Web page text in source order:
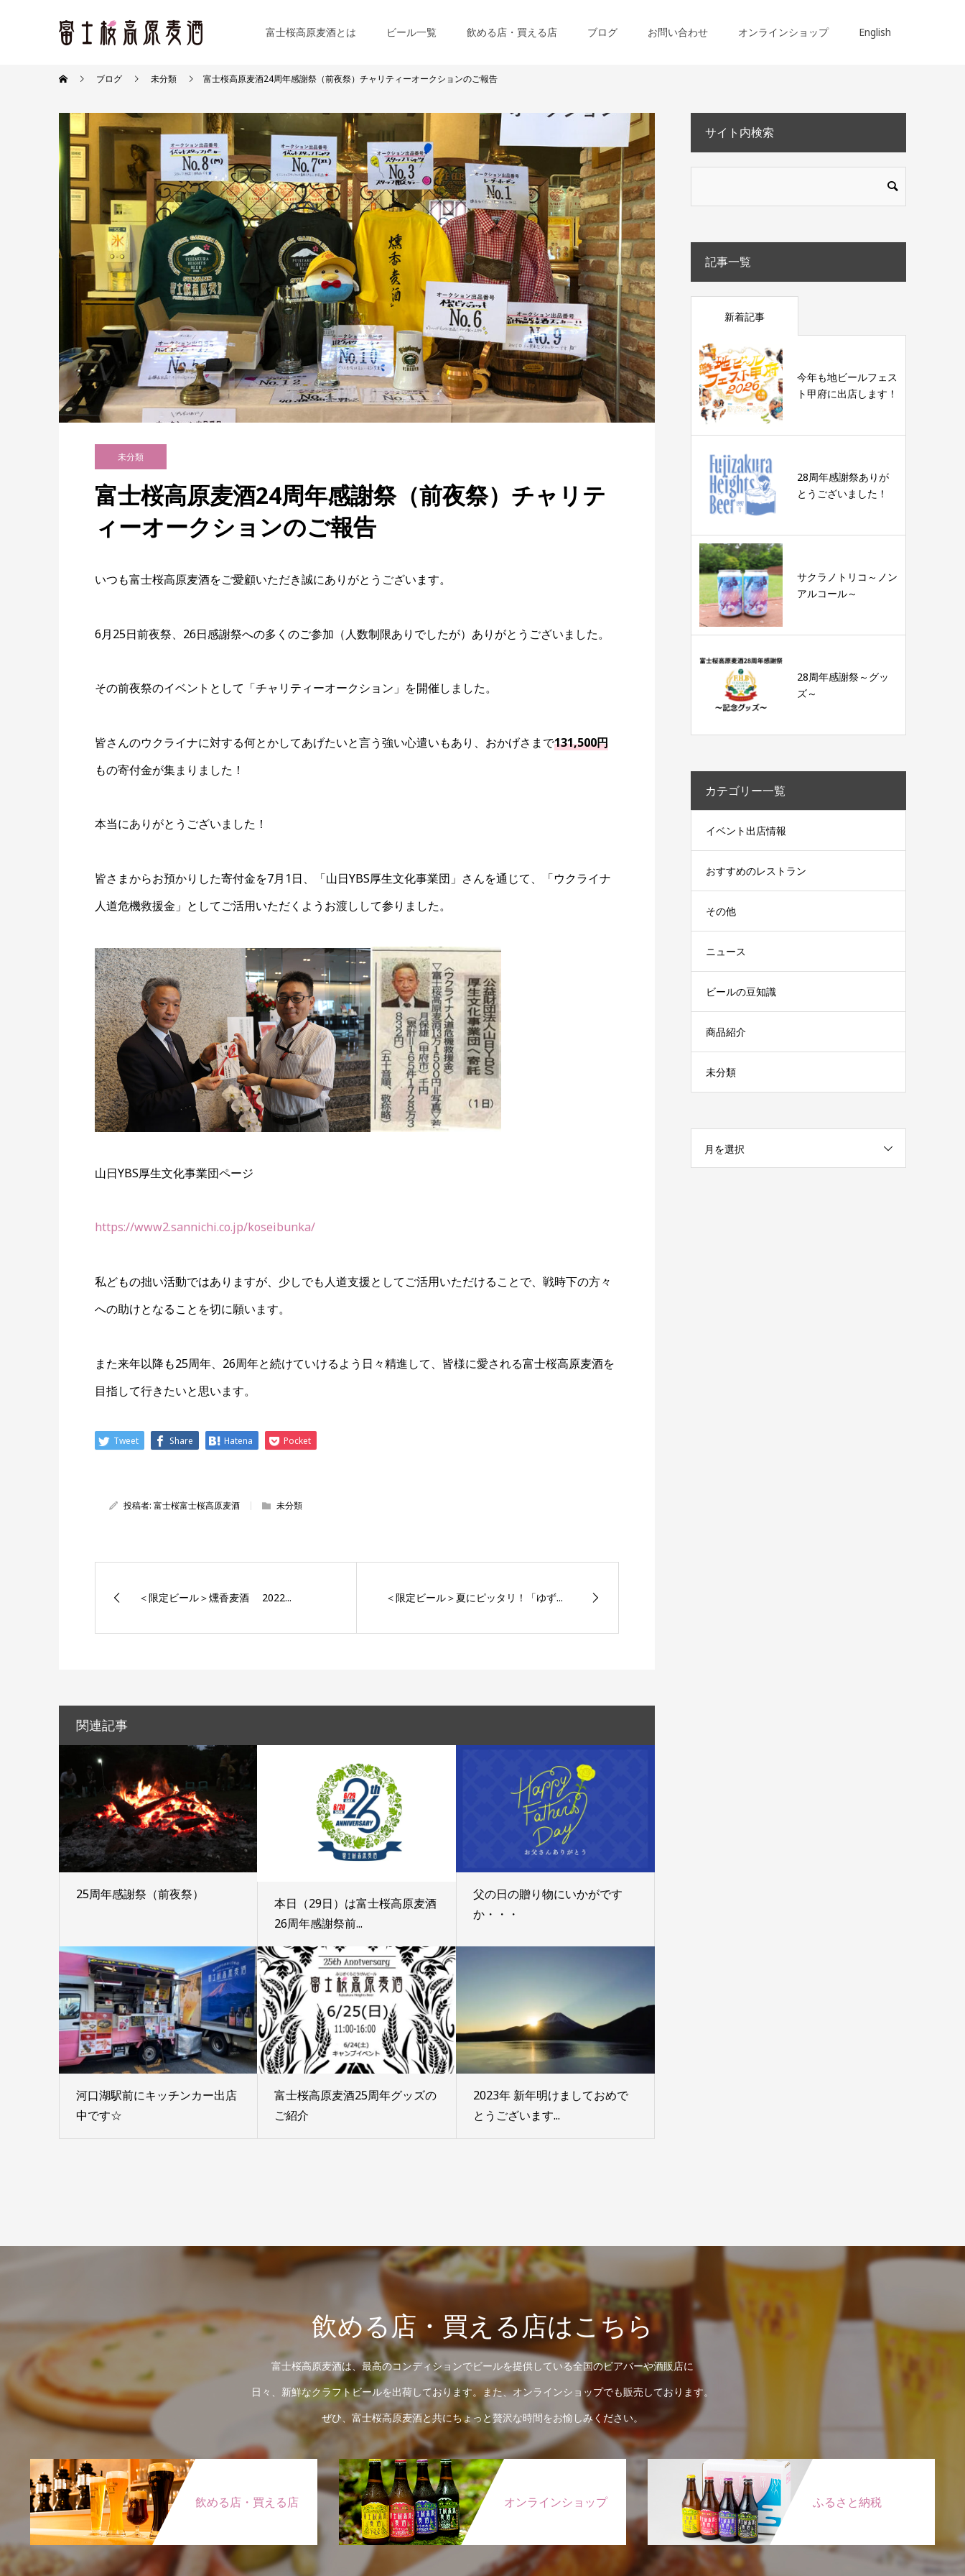
富士桜高原麦酒とは ビール一覧 飲める店・買える店 ブログ お問い合わせ オンラインショップ English
ブログ 未分類 富士桜高原麦酒24周年感謝祭（前夜祭）チャリティーオークションのご報告
未分類
富士桜高原麦酒24周年感謝祭（前夜祭）チャリテ
ィーオークションのご報告
いつも富士桜高原麦酒をご愛顧いただき誠にありがとうございます。
6月25日前夜祭、26日感謝祭への多くのご参加（人数制限ありでしたが）ありがとうございました。
その前夜祭のイベントとして「チャリティーオークション」を開催しました。
皆さんのウクライナに対する何とかしてあげたいと言う強い心遣いもあり、おかげさまで131,500円
もの寄付金が集まりました！
本当にありがとうございました！
皆さまからお預かりした寄付金を7月1日、「山日YBS厚生文化事業団」さんを通じて、「ウクライナ
人道危機救援金」としてご活用いただくようお渡しして参りました。
山日YBS厚生文化事業団ページ
https://www2.sannichi.co.jp/koseibunka/
私どもの拙い活動ではありますが、少しでも人道支援としてご活用いただけることで、戦時下の方々
への助けとなることを切に願います。
また来年以降も25周年、26周年と続けていけるよう日々精進して、皆様に愛される富士桜高原麦酒を
目指して行きたいと思います。
Tweet Share Hatena Pocket
投稿者: 富士桜富士桜高原麦酒 未分類
＜限定ビール＞燻香麦酒 2022... ＜限定ビール＞夏にピッタリ！「ゆず...
関連記事
25周年感謝祭（前夜祭）
本日（29日）は富士桜高原麦酒
26周年感謝祭前...
父の日の贈り物にいかがです
か・・・
河口湖駅前にキッチンカー出店
中です☆
富士桜高原麦酒25周年グッズの
ご紹介
2023年 新年明けましておめで
とうございます...
サイト内検索
記事一覧
新着記事
今年も地ビールフェス
ト甲府に出店します！
28周年感謝祭ありが
とうございました！
サクラノトリコ～ノン
アルコール～
28周年感謝祭～グッ
ズ～
カテゴリー一覧
イベント出店情報
おすすめのレストラン
その他
ニュース
ビールの豆知識
商品紹介
未分類
月を選択
飲める店・買える店はこちら
富士桜高原麦酒は、最高のコンディションでビールを提供している全国のビアバーや酒販店に
日々、新鮮なクラフトビールを出荷しております。また、オンラインショップでも販売しております。
ぜひ、富士桜高原麦酒と共にちょっと贅沢な時間をお愉しみください。
飲める店・買える店 オンラインショップ ふるさと納税